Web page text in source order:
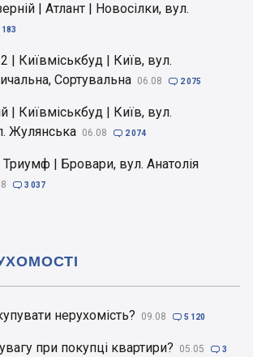
| Атлант | Новосілки, вул.
183
| Київміськбуд | Київ, вул.
Сортувальна 06.08  2 075
Київміськбуд | Київ, вул.
Жулянська 06.08  2 074
| Бровари, вул. Анатолія
 3 037
нерухомість? 09.08  5 120
при покупці квартири? 05.05  3